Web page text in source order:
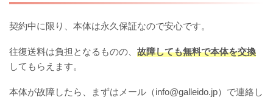
契約中に限り、本体は永久保証なので安心です。
往復送料は負担となるものの、 故障しても無料で本体を交換
してもらえます。
本体が故障したら、まずはメール（info@galleido.jp）で連絡し